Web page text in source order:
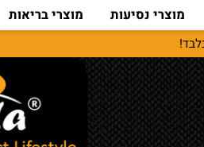
נסיעות מוצרי בריאות